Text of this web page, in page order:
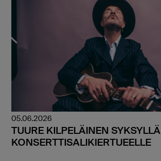
05.06.2026
TUURE KILPELÄINEN SYKSYLLÄ
KONSERTTISALIKIERTUEELLE